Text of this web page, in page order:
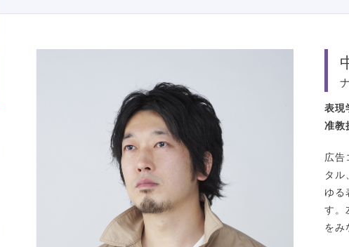
表現
准教
広告
タ
ゆる
す。
をみ